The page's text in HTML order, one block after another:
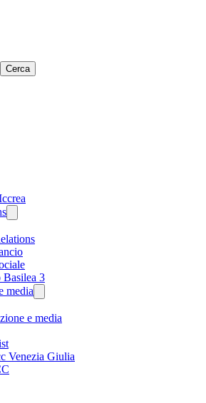
Cerca
3
media
e media
Venezia Giulia